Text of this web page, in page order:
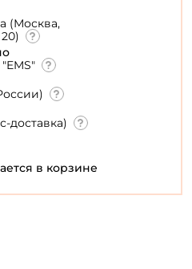
(Москва,
доставка)
в корзине
аккаунт
аккаунт